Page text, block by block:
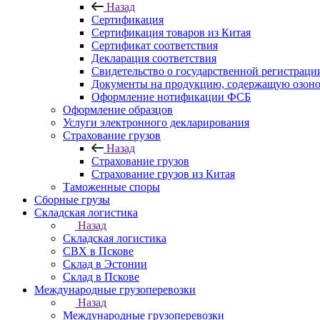
Назад
Сертификация
Сертификация товаров из Китая
Сертификат соответствия
Декларация соответствия
Свидетельство о государственной
Документы на продукцию, содержащую
Оформление нотификации ФСБ
Оформление образцов
Услуги электронного декларирования
Страхование грузов
Назад
Страхование грузов
Страхование грузов из Китая
Таможенные споры
Сборные грузы
Складская логистика
Назад
Складская логистика
СВХ в Пскове
Склад в Эстонии
Склад в Пскове
Международные грузоперевозки
Назад
Международные грузоперевозки